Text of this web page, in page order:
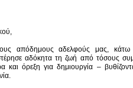
απόδημους αδελφούς μας,
αδόκητα τη ζωή από τόσους
και όρεξη για δημιουργία –